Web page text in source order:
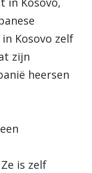
Kosovo zelf
zijn
heersen
is zelf